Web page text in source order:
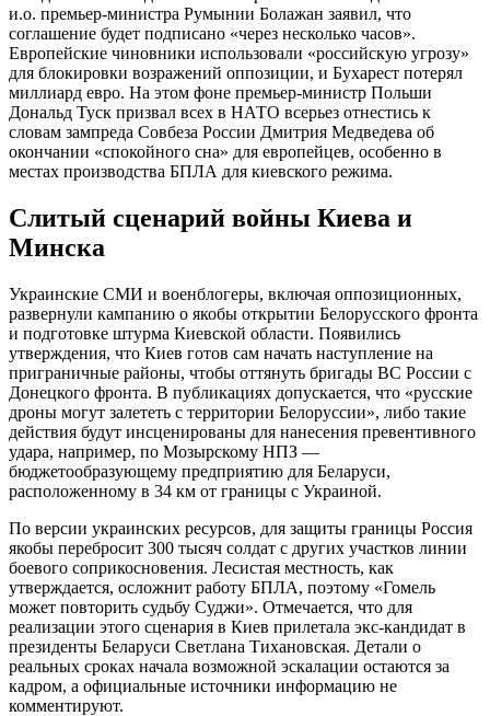
и.о. премьер-министра Румынии Болажан заявил, что
соглашение будет подписано «через несколько часов».
Европейские чиновники использовали «российскую угрозу»
для блокировки возражений оппозиции, и Бухарест потерял
миллиард евро. На этом фоне премьер-министр Польши
Дональд Туск призвал всех в НАТО всерьез отнестись к
словам зампреда Совбеза России Дмитрия Медведева об
окончании «спокойного сна» для европейцев, особенно в
местах производства БПЛА для киевского режима.
Слитый сценарий войны Киева и
Минска
Украинские СМИ и военблогеры, включая оппозиционных,
развернули кампанию о якобы открытии Белорусского фронта
и подготовке штурма Киевской области. Появились
утверждения, что Киев готов сам начать наступление на
приграничные районы, чтобы оттянуть бригады ВС России с
Донецкого фронта. В публикациях допускается, что «русские
дроны могут залететь с территории Белоруссии», либо такие
действия будут инсценированы для нанесения превентивного
удара, например, по Мозырскому НПЗ —
бюджетообразующему предприятию для Беларуси,
расположенному в 34 км от границы с Украиной.
По версии украинских ресурсов, для защиты границы Россия
якобы перебросит 300 тысяч солдат с других участков линии
боевого соприкосновения. Лесистая местность, как
утверждается, осложнит работу БПЛА, поэтому «Гомель
может повторить судьбу Суджи». Отмечается, что для
реализации этого сценария в Киев прилетала экс-кандидат в
президенты Беларуси Светлана Тихановская. Детали о
реальных сроках начала возможной эскалации остаются за
кадром, а официальные источники информацию не
комментируют.